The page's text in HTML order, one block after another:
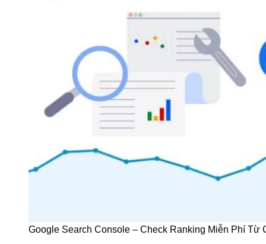
Google Search Console – Check Ranking Miễn Phí Từ